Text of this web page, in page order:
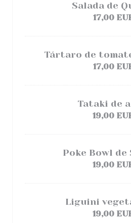
Salada de
17,00
Tártaro de
17,00
Tataki de
19,00
Poke Bowl de
19,00
Liguini
19,00